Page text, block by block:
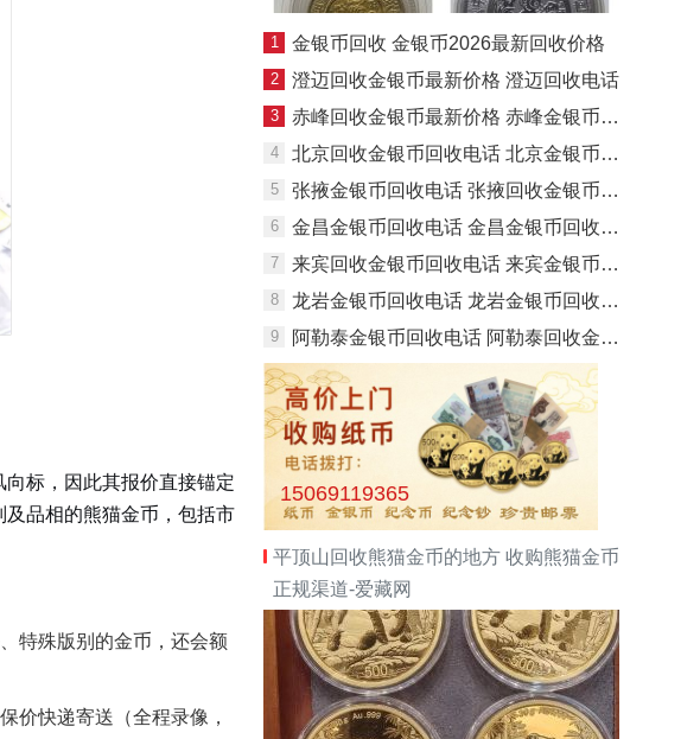
标，因此其报价直接锚定
品相的熊猫金币，包括市
特殊版别的金币，还会额
价快递寄送（全程录像，
1 金银币回收 金银币2026最新回收价格
2 澄迈回收金银币最新价格 澄迈回收电话
3 赤峰回收金银币最新价格 赤峰金银币回收电话
4 北京回收金银币回收电话 北京金银币回收渠道
5 张掖金银币回收电话 张掖回收金银币最新价格
6 金昌金银币回收电话 金昌金银币回收最新价格
7 来宾回收金银币回收电话 来宾金银币回收渠道
8 龙岩金银币回收电话 龙岩金银币回收价格
9 阿勒泰金银币回收电话 阿勒泰回收金银币最新价格
15069119365
平顶山回收熊猫金币的地方 收购熊猫金币
正规渠道-爱藏网